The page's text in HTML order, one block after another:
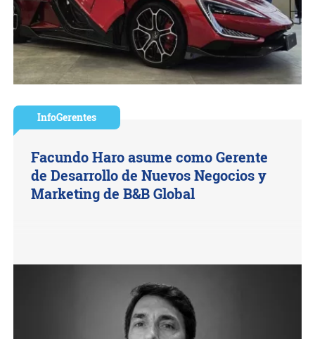
InfoGerentes
Facundo Haro asume como Gerente
de Desarrollo de Nuevos Negocios y
Marketing de B&B Global